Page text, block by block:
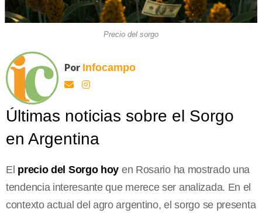
Precio del sorgo
Por Infocampo
Últimas noticias sobre el Sorgo
en Argentina
El precio del Sorgo hoy en Rosario ha mostrado una
tendencia interesante que merece ser analizada. En el
contexto actual del agro argentino, el sorgo se presenta